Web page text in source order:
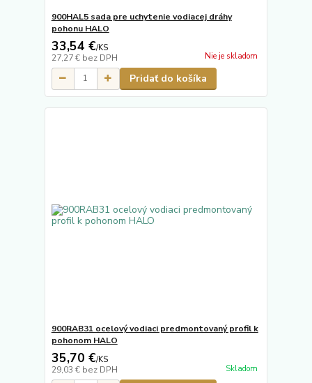
900HAL5 sada pre uchytenie vodiacej dráhy
pohonu HALO
33,54 €/KS
27,27 € bez DPH Nie je skladom
Pridať do košíka
900RAB31 ocelový vodiaci predmontovaný profil k
pohonom HALO
35,70 €/KS
29,03 € bez DPH Skladom